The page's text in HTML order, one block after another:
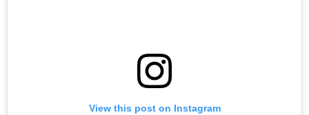
View this post on Instagram